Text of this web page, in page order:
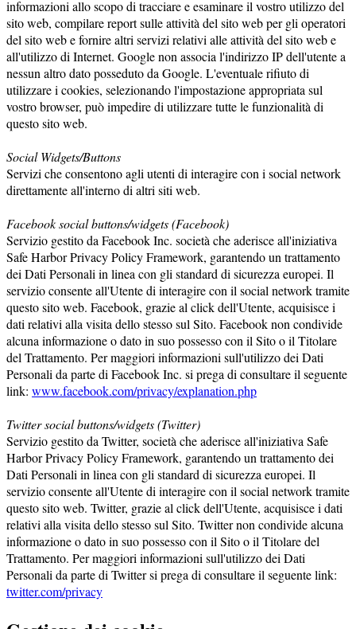
informazioni allo scopo di tracciare e esaminare il vostro utilizzo del
sito web, compilare report sulle attività del sito web per gli operatori
del sito web e fornire altri servizi relativi alle attività del sito web e
all'utilizzo di Internet. Google non associa l'indirizzo IP dell'utente a
nessun altro dato posseduto da Google. L'eventuale rifiuto di
utilizzare i cookies, selezionando l'impostazione appropriata sul
vostro browser, può impedire di utilizzare tutte le funzionalità di
questo sito web.
Social Widgets/Buttons
Servizi che consentono agli utenti di interagire con i social network
direttamente all'interno di altri siti web.
Facebook social buttons/widgets (Facebook)
Servizio gestito da Facebook Inc. società che aderisce all'iniziativa
Safe Harbor Privacy Policy Framework, garantendo un trattamento
dei Dati Personali in linea con gli standard di sicurezza europei. Il
servizio consente all'Utente di interagire con il social network tramite
questo sito web. Facebook, grazie al click dell'Utente, acquisisce i
dati relativi alla visita dello stesso sul Sito. Facebook non condivide
alcuna informazione o dato in suo possesso con il Sito o il Titolare
del Trattamento. Per maggiori informazioni sull'utilizzo dei Dati
Personali da parte di Facebook Inc. si prega di consultare il seguente
link: www.facebook.com/privacy/explanation.php
Twitter social buttons/widgets (Twitter)
Servizio gestito da Twitter, società che aderisce all'iniziativa Safe
Harbor Privacy Policy Framework, garantendo un trattamento dei
Dati Personali in linea con gli standard di sicurezza europei. Il
servizio consente all'Utente di interagire con il social network tramite
questo sito web. Twitter, grazie al click dell'Utente, acquisisce i dati
relativi alla visita dello stesso sul Sito. Twitter non condivide alcuna
informazione o dato in suo possesso con il Sito o il Titolare del
Trattamento. Per maggiori informazioni sull'utilizzo dei Dati
Personali da parte di Twitter si prega di consultare il seguente link:
twitter.com/privacy